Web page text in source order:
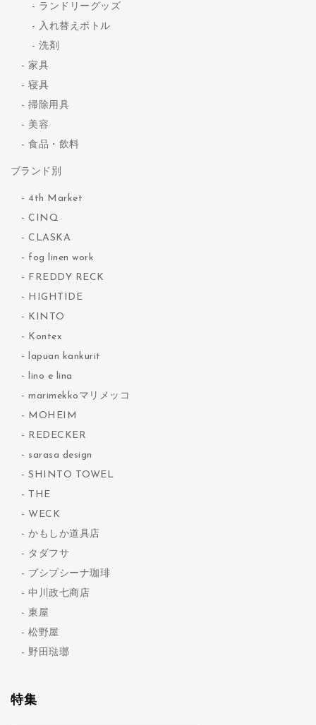
ランドリーグッズ
入れ替えボトル
洗剤
家具
寝具
掃除用具
美容
食品・飲料
ブランド別
4th Market
CINQ
CLASKA
fog linen work
FREDDY RECK
HIGHTIDE
KINTO
Kontex
lapuan kankurit
lino e lina
marimekkoマリメッコ
MOHEIM
REDECKER
sarasa design
SHINTO TOWEL
THE
WECK
かもしか道具店
タダフサ
プシプシーナ珈琲
中川政七商店
東屋
松野屋
野田琺瑯
特集